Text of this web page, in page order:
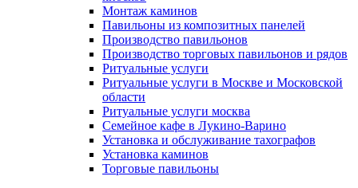
Монтаж каминов
Павильоны из композитных панелей
Производство павильонов
Производство торговых павильонов и рядов
Ритуальные услуги
Ритуальные услуги в Москве и Московской
области
Ритуальные услуги москва
Семейное кафе в Лукино-Варино
Установка и обслуживание тахографов
Установка каминов
Торговые павильоны